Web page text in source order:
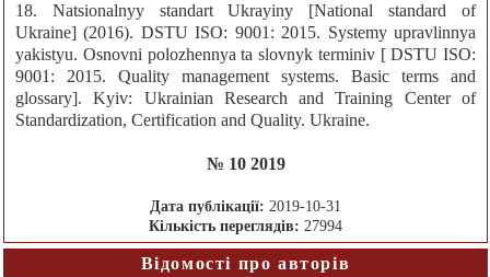
18. Natsionalnyy standart Ukrayiny [National standard of
Ukraine] (2016). DSTU ISO: 9001: 2015. Systemy upravlinnya
yakistyu. Osnovni polozhennya ta slovnyk terminiv [ DSTU ISO:
9001: 2015. Quality management systems. Basic terms and
glossary]. Kyiv: Ukrainian Research and Training Center of
Standardization, Certification and Quality. Ukraine.
№ 10 2019
Дата публікації: 2019-10-31
Кількість переглядів: 27994
Відомості про авторів